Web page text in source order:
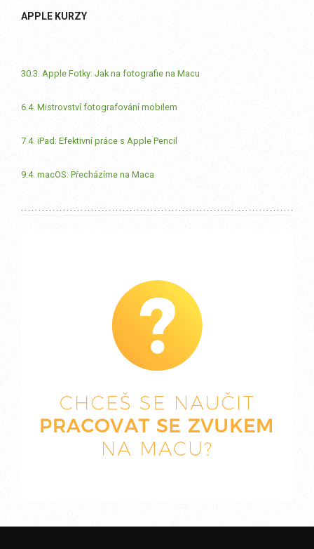
APPLE KURZY
30.3. Apple Fotky: Jak na fotografie na Macu
6.4. Mistrovství fotografování mobilem
7.4. iPad: Efektivní práce s Apple Pencil
9.4. macOS: Přecházíme na Maca